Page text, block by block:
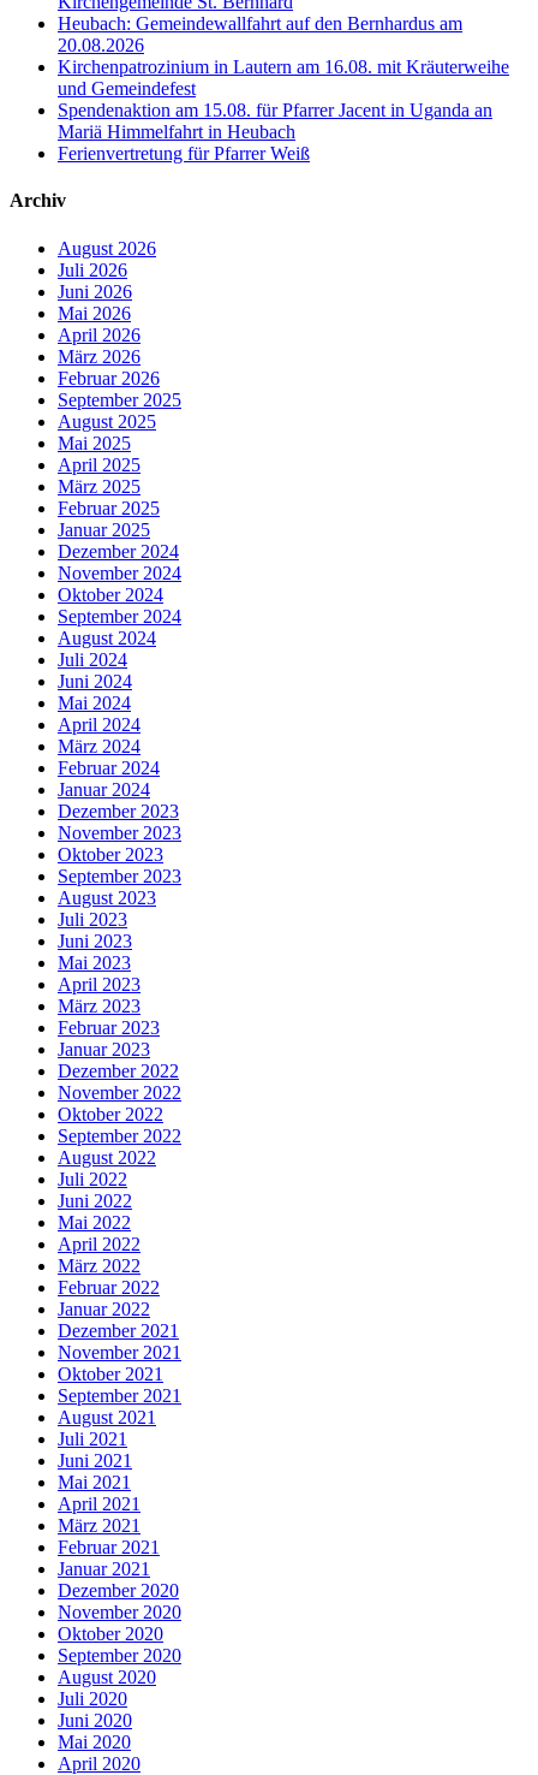
Heubach: Gemeindewallfahrt auf den Bernhardus am
20.08.2026
Kirchenpatrozinium in Lautern am 16.08. mit Kräuterweihe
und Gemeindefest
Spendenaktion am 15.08. für Pfarrer Jacent in Uganda an
Mariä Himmelfahrt in Heubach
Ferienvertretung für Pfarrer Weiß
Archiv
August 2026
Juli 2026
Juni 2026
Mai 2026
April 2026
März 2026
Februar 2026
September 2025
August 2025
Mai 2025
April 2025
März 2025
Februar 2025
Januar 2025
Dezember 2024
November 2024
Oktober 2024
September 2024
August 2024
Juli 2024
Juni 2024
Mai 2024
April 2024
März 2024
Februar 2024
Januar 2024
Dezember 2023
November 2023
Oktober 2023
September 2023
August 2023
Juli 2023
Juni 2023
Mai 2023
April 2023
März 2023
Februar 2023
Januar 2023
Dezember 2022
November 2022
Oktober 2022
September 2022
August 2022
Juli 2022
Juni 2022
Mai 2022
April 2022
März 2022
Februar 2022
Januar 2022
Dezember 2021
November 2021
Oktober 2021
September 2021
August 2021
Juli 2021
Juni 2021
Mai 2021
April 2021
März 2021
Februar 2021
Januar 2021
Dezember 2020
November 2020
Oktober 2020
September 2020
August 2020
Juli 2020
Juni 2020
Mai 2020
April 2020